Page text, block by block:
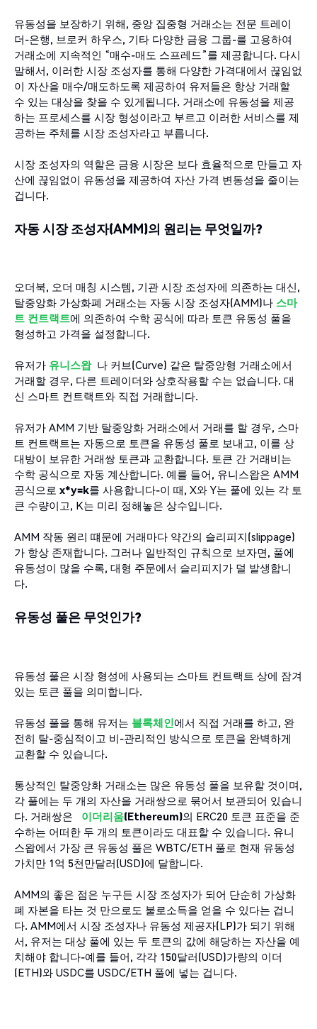
유동성을 보장하기 위해, 중앙 집중형 거래소는 전문 트레이
더-은행, 브로커 하우스, 기타 다양한 금융 그룹-를 고용하여
거래소에 지속적인 “매수-매도 스프레드”를 제공합니다. 다시
말해서, 이러한 시장 조성자를 통해 다양한 가격대에서 끊임없
이 자산을 매수/매도하도록 제공하여 유저들은 항상 거래할
수 있는 대상을 찾을 수 있게됩니다. 거래소에 유동성을 제공
하는 프로세스를 시장 형성이라고 부르고 이러한 서비스를 제
공하는 주체를 시장 조성자라고 부릅니다.
시장 조성자의 역할은 금융 시장은 보다 효율적으로 만들고 자
산에 끊임없이 유동성을 제공하여 자산 가격 변동성을 줄이는
겁니다.
자동 시장 조성자(AMM)의 원리는 무엇일까?
오더북, 오더 매칭 시스템, 기관 시장 조성자에 의존하는 대신,
탈중앙화 가상화폐 거래소는 자동 시장 조성자(AMM)나 스마
트 컨트랙트에 의존하여 수학 공식에 따라 토큰 유동성 풀을
형성하고 가격을 설정합니다.
유저가 유니스왑나 커브(Curve) 같은 탈중앙형 거래소에서
거래할 경우, 다른 트레이더와 상호작용할 수는 없습니다. 대
신 스마트 컨트랙트와 직접 거래합니다.
유저가 AMM 기반 탈중앙화 거래소에서 거래를 할 경우, 스마
트 컨트랙트는 자동으로 토큰을 유동성 풀로 보내고, 이를 상
대방이 보유한 거래쌍 토큰과 교환합니다. 토큰 간 거래비는
수학 공식으로 자동 계산합니다. 예를 들어, 유니스왑은 AMM
공식으로 x*y=k를 사용합니다-이 때, X와 Y는 풀에 있는 각 토
큰 수량이고, K는 미리 정해놓은 상수입니다.
AMM 작동 원리 떄문에 거래마다 약간의 슬리피지(slippage)
가 항상 존재합니다. 그러나 일반적인 규칙으로 보자면, 풀에
유동성이 많을 수록, 대형 주문에서 슬리피지가 덜 발생합니
다.
유동성 풀은 무엇인가?
유동성 풀은 시장 형성에 사용되는 스마트 컨트랙트 상에 잠겨
있는 토큰 풀을 의미합니다.
유동성 풀을 통해 유저는 블록체인에서 직접 거래를 하고, 완
전히 탈-중심적이고 비-관리적인 방식으로 토큰을 완벽하게
교환할 수 있습니다.
통상적인 탈중앙화 거래소는 많은 유동성 풀을 보유할 것이며,
각 풀에는 두 개의 자산을 거래쌍으로 묶어서 보관되어 있습니
다. 거래쌍은
이더리움(Ethereum)의 ERC20 토큰 표준을 준
수하는 어떠한 두 개의 토큰이라도 대표할 수 있습니다. 유니
스왑에서 가장 큰 유동성 풀은 WBTC/ETH 풀로 현재 유동성
가치만 1억 5천만달러(USD)에 달합니다.
AMM의 좋은 점은 누구든 시장 조성자가 되어 단순히 가상화
폐 자본을 타는 것 만으로도 불로소득을 얻을 수 있다는 겁니
다. AMM에서 시장 조성자나 유동성 제공자(LP)가 되기 위해
서, 유저는 대상 풀에 있는 두 토큰의 값에 해당하는 자산을 예
치해야 합니다-예를 들어, 각각 150달러(USD)가량의 이더
(ETH)와 USDC를 USDC/ETH 풀에 넣는 겁니다.